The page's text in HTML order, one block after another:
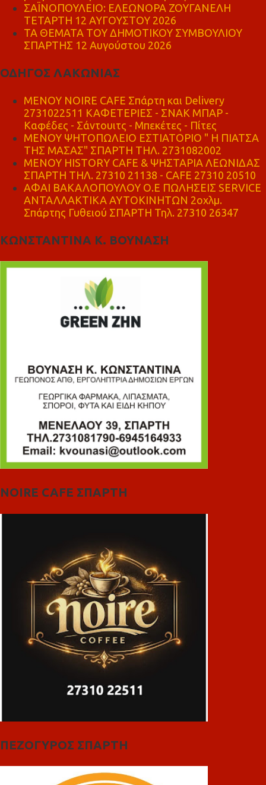
ΣΑΪΝΟΠΟΥΛΕΙΟ: ΕΛΕΩΝΟΡΑ ΖΟΥΓΑΝΕΛΗ
ΤΕΤΑΡΤΗ 12 ΑΥΓΟΥΣΤΟΥ 2026
ΤΑ ΘΕΜΑΤΑ ΤΟΥ ΔΗΜΟΤΙΚΟΥ ΣΥΜΒΟΥΛΙΟΥ
ΣΠΑΡΤΗΣ 12 Αυγούστου 2026
ΟΔΗΓΟΣ ΛΑΚΩΝΙΑΣ
MENOY NOIRE CAFE Σπάρτη και Delivery
2731022511 ΚΑΦΕΤΕΡΙΕΣ - ΣΝΑΚ ΜΠΑΡ -
Καφέδες - Σάντουιτς - Μπεκέτες - Πίτες
ΜΕΝΟΥ ΨΗΤΟΠΩΛΕΙΟ ΕΣΤΙΑΤΟΡΙΟ " Η ΠΙΑΤΣΑ
ΤΗΣ ΜΑΣΑΣ" ΣΠΑΡΤΗ ΤΗΛ. 2731082002
ΜΕΝΟΥ HISTORY CAFE & ΨΗΣΤΑΡΙΑ ΛΕΩΝΙΔΑΣ
ΣΠΑΡΤΗ ΤΗΛ. 27310 21138 - CAFE 27310 20510
ΑΦΑΙ ΒΑΚΑΛΟΠΟΥΛΟΥ Ο.Ε ΠΩΛΗΣΕΙΣ SERVICE
ΑΝΤΑΛΛΑΚΤΙΚΑ ΑΥΤΟΚΙΝΗΤΩΝ 2οχλμ.
Σπάρτης Γυθειού ΣΠΑΡΤΗ Τηλ. 27310 26347
ΚΩΝΣΤΑΝΤΙΝΑ Κ. ΒΟΥΝΑΣΗ
NOIRE CAFE ΣΠΑΡΤΗ
ΠΕΖΟΓΥΡΟΣ ΣΠΑΡΤΗ